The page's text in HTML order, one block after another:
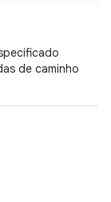
de caminho